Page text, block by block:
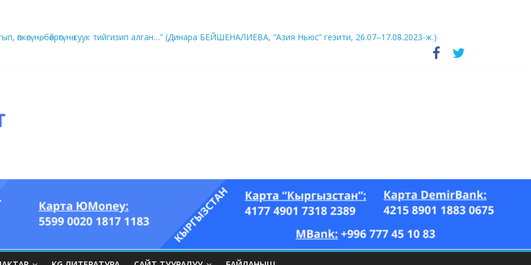
он үч акындын котормосунда
өпкөсүнө, бөйрөгүнө суук тийгизип алган…” (Динара БЕЙШЕНАЛИЕВА, “Азия Ньюс” гезити, 26.07–17.08.2023-ж.)